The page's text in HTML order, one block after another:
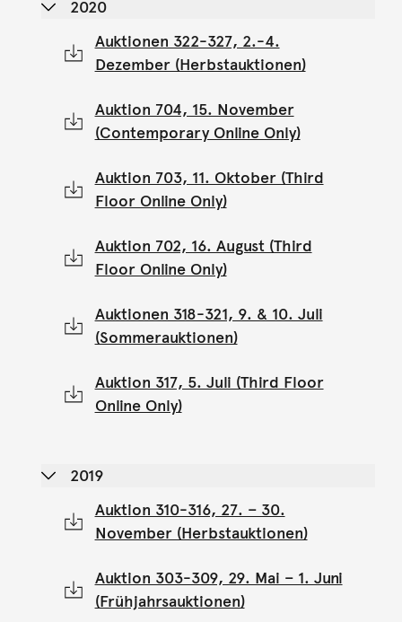
2020
Auktionen 322-327, 2.-4.
Dezember (Herbstauktionen)
Auktion 704, 15. November
(Contemporary Online Only)
Auktion 703, 11. Oktober (Third
Floor Online Only)
Auktion 702, 16. August (Third
Floor Online Only)
Auktionen 318-321, 9. & 10. Juli
(Sommerauktionen)
Auktion 317, 5. Juli (Third Floor
Online Only)
2019
Auktion 310-316, 27. – 30.
November (Herbstauktionen)
Auktion 303-309, 29. Mai – 1. Juni
(Frühjahrsauktionen)